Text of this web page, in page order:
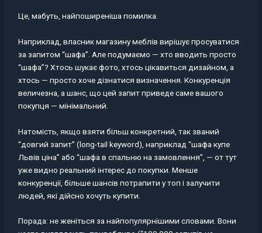
Це, мабуть, найпоширеніша помилка.
Наприклад, власник магазину меблів вирішує просуватися
за запитом “шафа”. Але подумаємо — хто вводить просто
“шафа”? Хтось шукає фото, хтось цікавиться дизайном, а
хтось — просто хоче дізнатися визначення. Конкуренція
величезна, а шанс, що цей запит приведе саме вашого
покупця — мінімальний.
Натомість, якщо взяти більш конкретний, так званий
“довгий запит” (long-tail keyword), наприклад “шафа купе
Львів ціна” або “шафа в спальню на замовлення”, — от тут
уже видно реальний інтерес до покупки. Менше
конкуренції, більше шансів потрапити у топ і залучити
людей, які дійсно хочуть купити.
Порада: не женіться за найпопулярнішими словами. Вони